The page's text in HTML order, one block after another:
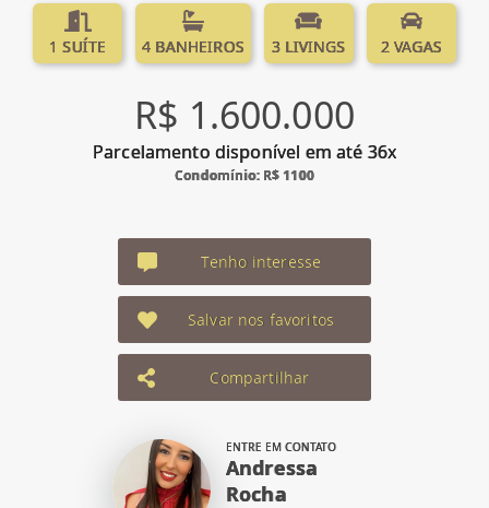
1 SUÍTE 4 BANHEIROS 3 LIVINGS 2 VAGAS
R$ 1.600.000
Parcelamento disponível em até 36x
Condomínio: R$ 1100
Tenho interesse
Salvar nos favoritos
Compartilhar
ENTRE EM CONTATO
Andressa
Rocha